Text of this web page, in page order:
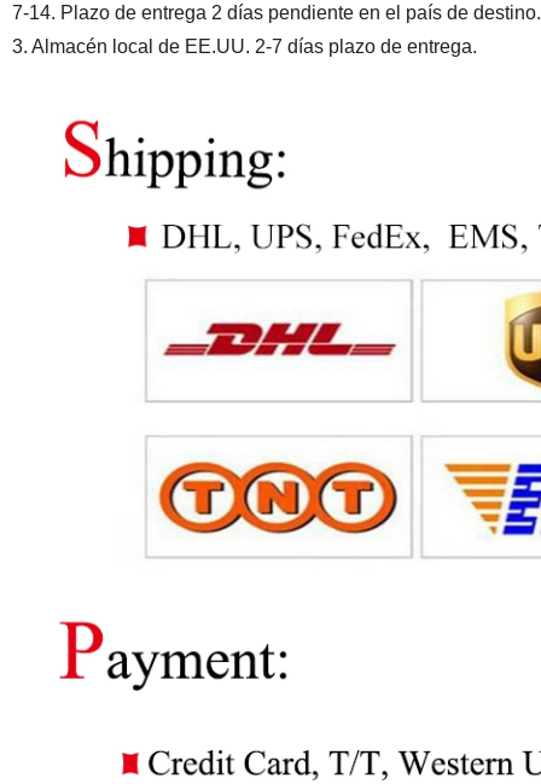
7-14. Plazo de entrega 2 días pendiente en el país de
3. Almacén local de EE.UU. 2-7 días plazo de entrega.